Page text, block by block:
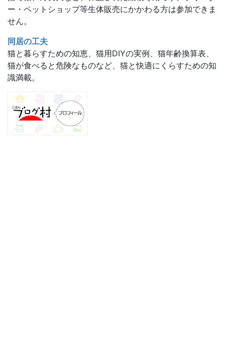
ー・ペットショップ等生体販売にかかわる方は参加できま
せん。
同居の工夫
猫と暮らすための知恵、猫用DIYの実例、猫年齢換算表、
猫が食べると危険なものなど、猫と快適にくらすための知
識満載。